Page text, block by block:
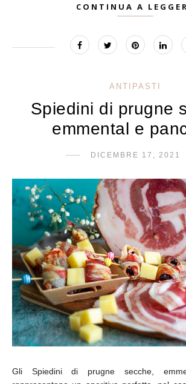
CONTINUA A
ANTIPASTI
Spiedini di prugne
emmental e
DICEMBRE 17, 2021
Gli Spiedini di prugne secche,